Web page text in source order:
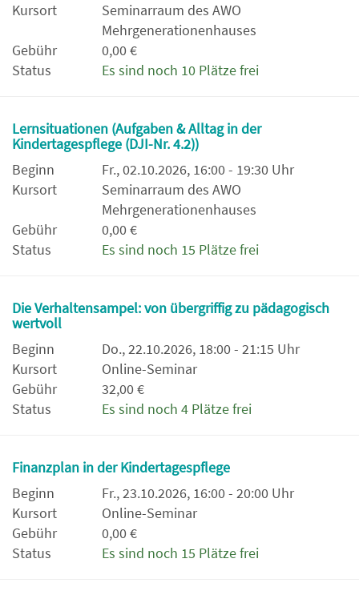
Kursort
Seminarraum des AWO
Mehrgenerationenhauses
Gebühr
0,00 €
Status
Es sind noch 10 Plätze frei
Lernsituationen (Aufgaben & Alltag in der
Kindertagespflege (DJI-Nr. 4.2))
Beginn
Fr., 02.10.2026, 16:00 - 19:30 Uhr
Kursort
Seminarraum des AWO
Mehrgenerationenhauses
Gebühr
0,00 €
Status
Es sind noch 15 Plätze frei
Die Verhaltensampel: von übergriffig zu pädagogisch
wertvoll
Beginn
Do., 22.10.2026, 18:00 - 21:15 Uhr
Kursort
Online-Seminar
Gebühr
32,00 €
Status
Es sind noch 4 Plätze frei
Finanzplan in der Kindertagespflege
Beginn
Fr., 23.10.2026, 16:00 - 20:00 Uhr
Kursort
Online-Seminar
Gebühr
0,00 €
Status
Es sind noch 15 Plätze frei